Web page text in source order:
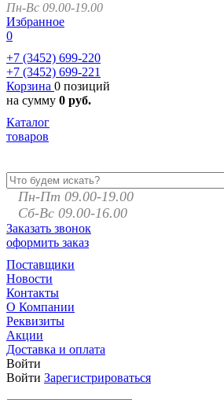
Пн-Вс 09.00-19.00
Избранное
0
+7 (3452) 699-220
+7 (3452) 699-221
Корзина 0 позиций
на сумму 0 руб.
Каталог
товаров
Пн-Пт 09.00-19.00
Сб-Вс 09.00-16.00
Заказать звонок
оформить заказ
Поставщики
Новости
Контакты
О Компании
Реквизиты
Акции
Доставка и оплата
Войти
Войти Зарегистрироваться